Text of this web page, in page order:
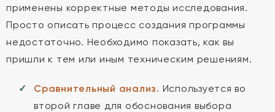
применены корректные методы исследования.
Просто описать процесс создания программы
недостаточно. Необходимо показать, как вы
пришли к тем или иным техническим решениям.
Сравнительный анализ. Используется во
второй главе для обоснования выбора